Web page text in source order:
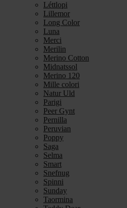
Léttlopi
Lillemor
Long Color
Luna
Merci
Merilin
Merino Cotton
Midnatssol
Merino 120
Mille colori
Natur Uld
Parigi
Peer Gynt
Pernilla
Peruvian
Poppy
Saga
Selma
Smart
Snefnug
Spinni
Sunday
Taormina